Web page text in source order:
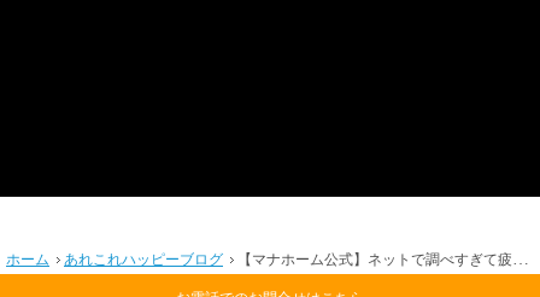
ホーム あれこれハッピーブログ 【マナホーム公式】ネットで調べすぎて疲れてしまった方へ。「初めての無料相談」で最初にお話しすること